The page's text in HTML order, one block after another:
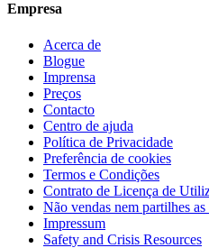
Empresa
Acerca de
Blogue
Imprensa
Preços
Contacto
Centro de ajuda
Política de Privacidade
Preferência de cookies
Termos e Condições
Contrato de Licença de
Não vendas nem partilhes
Impressum
Safety and Crisis Resources